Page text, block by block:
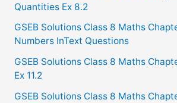
Quantities Ex 8.2
GSEB Solutions Class 8 Maths
Numbers InText Questions
GSEB Solutions Class 8 Maths
Ex 11.2
GSEB Solutions Class 8 Maths